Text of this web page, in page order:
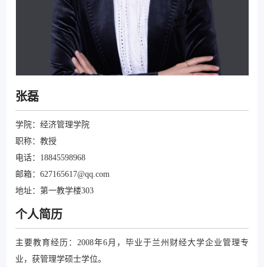
张磊
学院：经济管理学院
职称：教授
电话：18845598968
邮箱：627165617@qq.com
地址：第一教学楼303
个人简历
主要教育经历：2008年6月，毕业于兰州财经大学企业管理专
业，获管理学硕士学位。